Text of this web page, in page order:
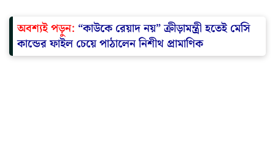
অবশ্যই পড়ুন: “কাউকে রেয়াদ নয়” ক্রীড়ামন্ত্রী হতেই মেসি
কান্ডের ফাইল চেয়ে পাঠালেন নিশীথ প্রামাণিক